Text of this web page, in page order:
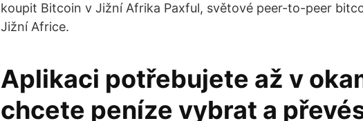
koupit Bitcoin v Jižní Afrika Paxful, světové peer-to-peer
Jižní Africe.
Aplikaci potřebujete až v
chcete peníze vybrat a